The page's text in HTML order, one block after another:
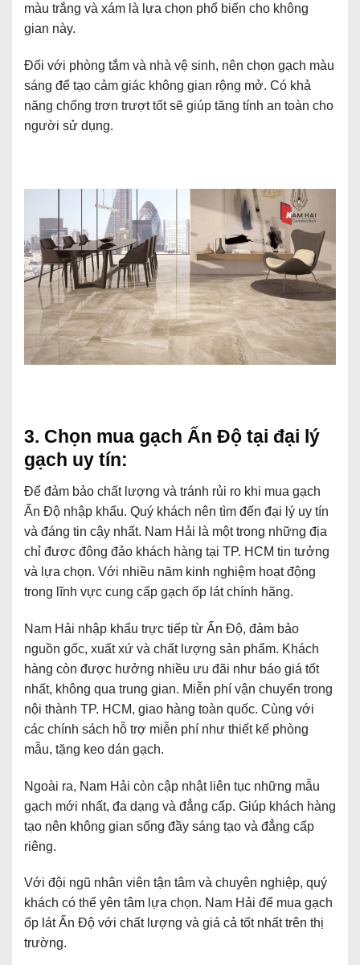
màu trắng và xám là lựa chọn phổ biến cho không
gian này.
Đối với phòng tắm và nhà vệ sinh, nên chọn gạch màu
sáng để tạo cảm giác không gian rộng mở. Có khả
năng chống trơn trượt tốt sẽ giúp tăng tính an toàn cho
người sử dụng.
3. Chọn mua gạch Ấn Độ tại đại lý
gạch uy tín:
Để đảm bảo chất lượng và tránh rủi ro khi mua gạch
Ấn Độ nhập khẩu. Quý khách nên tìm đến đại lý uy tín
và đáng tin cậy nhất. Nam Hải là một trong những địa
chỉ được đông đảo khách hàng tại TP. HCM tin tưởng
và lựa chọn. Với nhiều năm kinh nghiệm hoạt động
trong lĩnh vực cung cấp gạch ốp lát chính hãng.
Nam Hải nhập khẩu trực tiếp từ Ấn Độ, đảm bảo
nguồn gốc, xuất xứ và chất lượng sản phẩm. Khách
hàng còn được hưởng nhiều ưu đãi như báo giá tốt
nhất, không qua trung gian. Miễn phí vận chuyển trong
nội thành TP. HCM, giao hàng toàn quốc. Cùng với
các chính sách hỗ trợ miễn phí như thiết kế phòng
mẫu, tặng keo dán gạch.
Ngoài ra, Nam Hải còn cập nhật liên tục những mẫu
gạch mới nhất, đa dạng và đẳng cấp. Giúp khách hàng
tạo nên không gian sống đầy sáng tạo và đẳng cấp
riêng.
Với đội ngũ nhân viên tận tâm và chuyên nghiệp, quý
khách có thể yên tâm lựa chọn. Nam Hải để mua gạch
ốp lát Ấn Độ với chất lượng và giá cả tốt nhất trên thị
trường.